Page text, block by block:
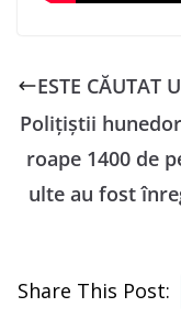
ESTE CĂUTAT
Polițiștii
roape 1400 de
ulte au fost
Share This Post: